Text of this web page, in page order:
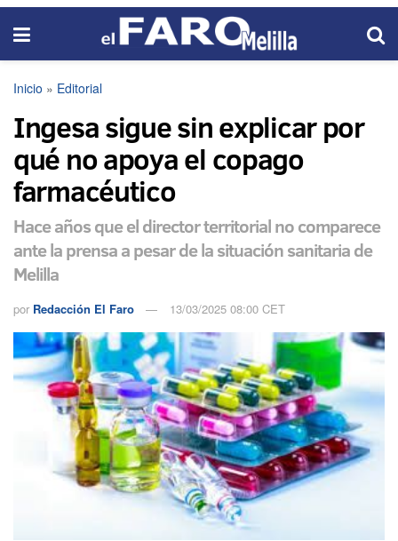
Inicio » Editorial
Ingesa sigue sin explicar por
qué no apoya el copago
farmacéutico
Hace años que el director territorial no comparece
ante la prensa a pesar de la situación sanitaria de
Melilla
por Redacción El Faro 13/03/2025 08:00 CET